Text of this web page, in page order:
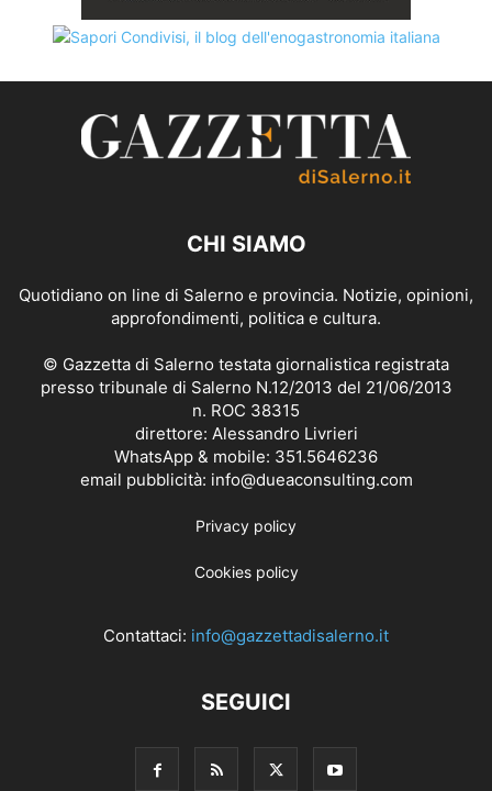
CHI SIAMO
Quotidiano on line di Salerno e provincia. Notizie, opinioni,
approfondimenti, politica e cultura.
© Gazzetta di Salerno testata giornalistica registrata
presso tribunale di Salerno N.12/2013 del 21/06/2013
n. ROC 38315
direttore: Alessandro Livrieri
WhatsApp & mobile: 351.5646236
email pubblicità: info@dueaconsulting.com
Privacy policy
Cookies policy
Contattaci: info@gazzettadisalerno.it
SEGUICI